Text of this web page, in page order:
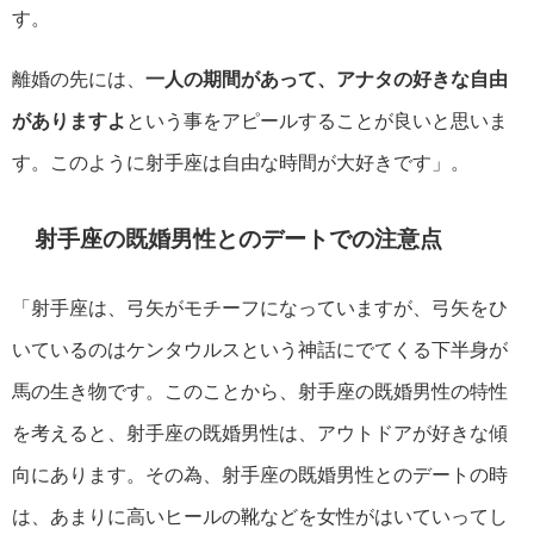
す。
離婚の先には、 一人の期間があって、アナタの好きな自由
がありますよ という事をアピールすることが良いと思いま
す。このように射手座は自由な時間が大好きです」。
射手座の既婚男性とのデートでの注意点
「射手座は、弓矢がモチーフになっていますが、弓矢をひ
いているのはケンタウルスという神話にでてくる下半身が
馬の生き物です。このことから、射手座の既婚男性の特性
を考えると、射手座の既婚男性は、アウトドアが好きな傾
向にあります。その為、射手座の既婚男性とのデートの時
は、あまりに高いヒールの靴などを女性がはいていってし